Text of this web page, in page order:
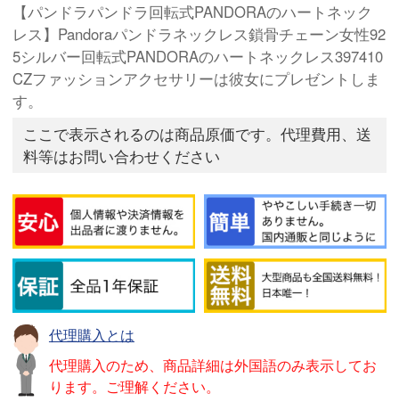
【パンドラパンドラ回転式PANDORAのハートネック
レス】Pandoraパンドラネックレス鎖骨チェーン女性92
5シルバー回転式PANDORAのハートネックレス397410
CZファッションアクセサリーは彼女にプレゼントしま
す。
ここで表示されるのは商品原価です。代理費用、送
料等はお問い合わせください
代理購入とは
代理購入のため、商品詳細は外国語のみ表示してお
ります。ご理解ください。